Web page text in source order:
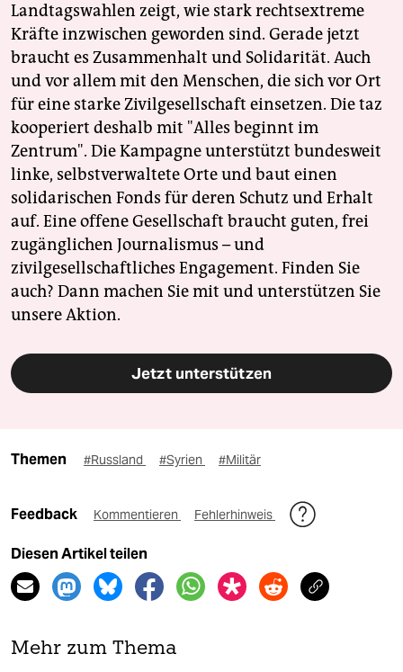
Landtagswahlen zeigt, wie stark rechtsextreme
Kräfte inzwischen geworden sind. Gerade jetzt
braucht es Zusammenhalt und Solidarität. Auch
und vor allem mit den Menschen, die sich vor Ort
für eine starke Zivilgesellschaft einsetzen. Die taz
kooperiert deshalb mit "Alles beginnt im
Zentrum". Die Kampagne unterstützt bundesweit
linke, selbstverwaltete Orte und baut einen
solidarischen Fonds für deren Schutz und Erhalt
auf. Eine offene Gesellschaft braucht guten, frei
zugänglichen Journalismus – und
zivilgesellschaftliches Engagement. Finden Sie
auch? Dann machen Sie mit und unterstützen Sie
unsere Aktion.
Jetzt unterstützen
Themen #Russland #Syrien #Militär
Feedback Kommentieren Fehlerhinweis
Diesen Artikel teilen
Mehr zum Thema